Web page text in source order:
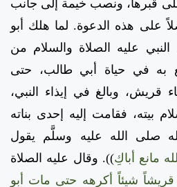
قبرها، ونصب خيمة إلى جانب
على هذه الدعوة. لما هلك أبو
عليه الصلاة والسلام من
به في حياة أبي طالب، حتى
وبالغ في إيذاء النبي،
بيته، فقامت إليه إحدى بناته
صلى الله عليه وسلَّم يقول
مانع أباكِ)). وقال عليه الصلاة
شيئاً أكرهه حتى مات أبو